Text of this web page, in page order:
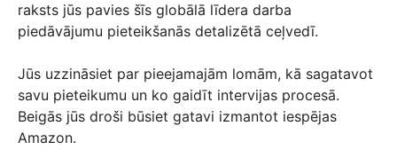
raksts jūs pavies šīs globālā līdera darba
piedāvājumu pieteikšanās detalizētā ceļvedī.
Jūs uzzināsiet par pieejamajām lomām, kā sagatavot
savu pieteikumu un ko gaidīt intervijas procesā.
Beigās jūs droši būsiet gatavi izmantot iespējas
Amazon.